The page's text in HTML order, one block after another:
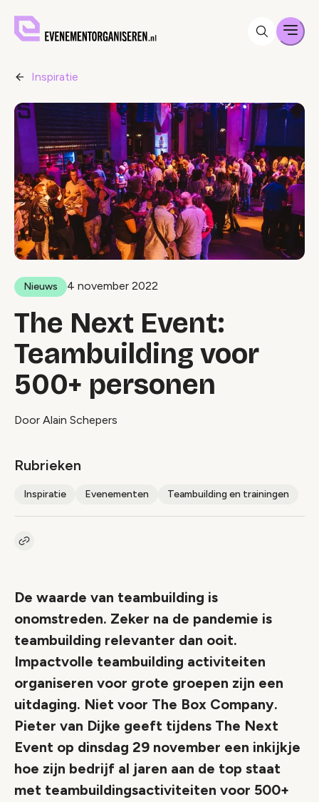
Inspiratie
Nieuws 4 november 2022
The Next Event:
Teambuilding voor
500+ personen
Door Alain Schepers
Rubrieken
Inspiratie Evenementen Teambuilding en trainingen
Kopieer link naar artikel
De waarde van teambuilding is
onomstreden. Zeker na de pandemie is
teambuilding relevanter dan ooit.
Impactvolle teambuilding activiteiten
organiseren voor grote groepen zijn een
uitdaging. Niet voor The Box Company.
Pieter van Dijke geeft tijdens The Next
Event op dinsdag 29 november een inkijkje
hoe zijn bedrijf al jaren aan de top staat
met teambuildingsactiviteiten voor 500+